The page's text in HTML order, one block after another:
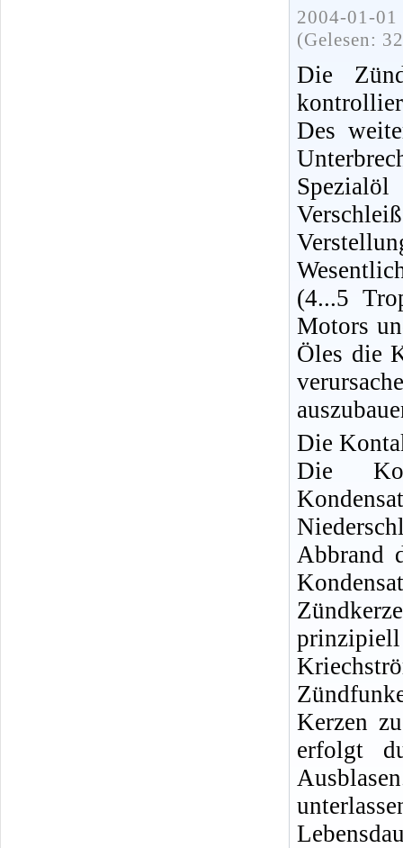
2004-01-
(Gelesen:
Die
Des
(4...5
Motors
Öles die
Die
Die
Abbrand
Kerzen
erfolgt